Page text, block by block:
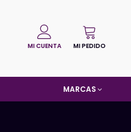
MI CUENTA MI PEDIDO
MARCAS